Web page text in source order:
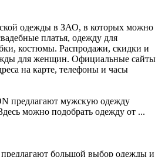
одежды в ЗАО, в которых можно
платья, одежду для
костюмы. Распродажи, скидки и
для женщин. Официальные сайты
на карте, телефоны и часы
предлагают мужскую одежду
можно подобрать одежду от ...
большой выбор одежды и